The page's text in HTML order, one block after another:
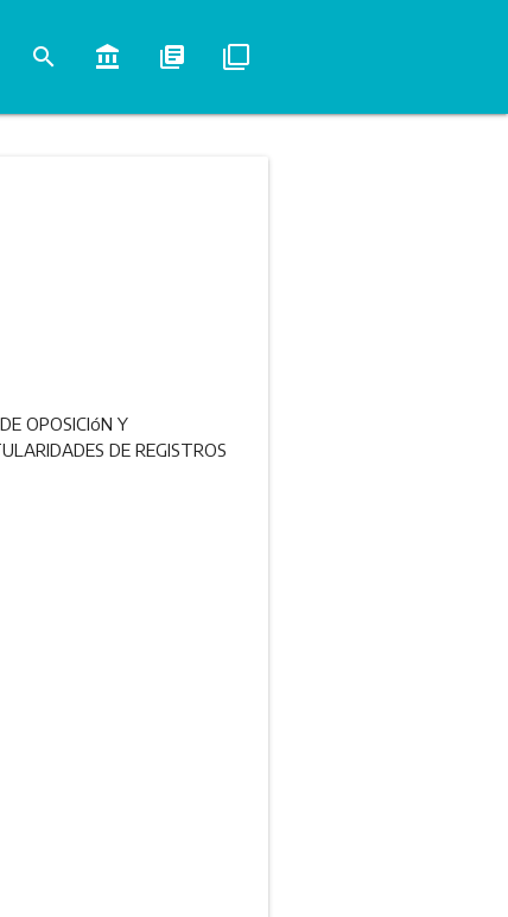
search account_balance library_books filter_none
OPOSICIóN Y
DE REGISTROS